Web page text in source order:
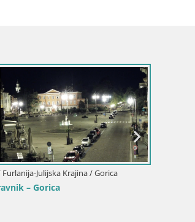
Italija / Furlanija-Julijska Krajina / Gorica
Otkrijte Beskrajnu Web Kameru Nova